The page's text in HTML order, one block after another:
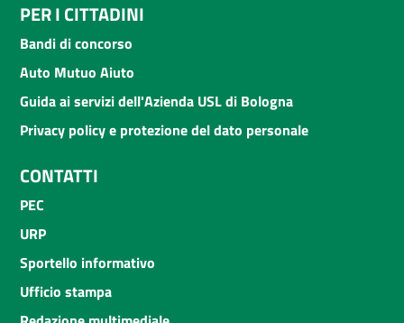
PER I CITTADINI
Bandi di concorso
Auto Mutuo Aiuto
Guida ai servizi dell'Azienda USL di Bologna
Privacy policy e protezione del dato personale
CONTATTI
PEC
URP
Sportello informativo
Ufficio stampa